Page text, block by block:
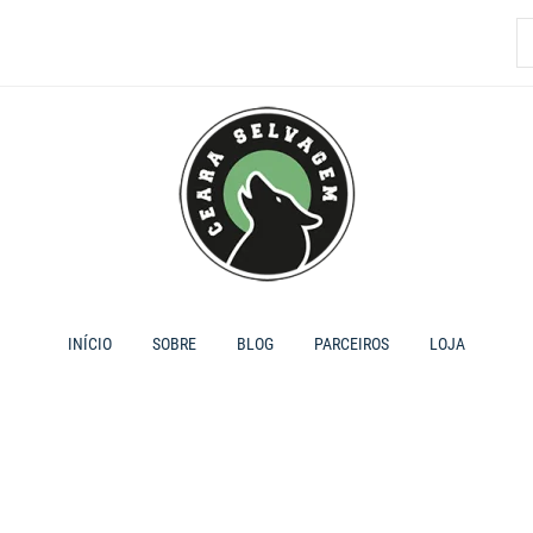
INÍCIO SOBRE BLOG PARCEIROS LOJA